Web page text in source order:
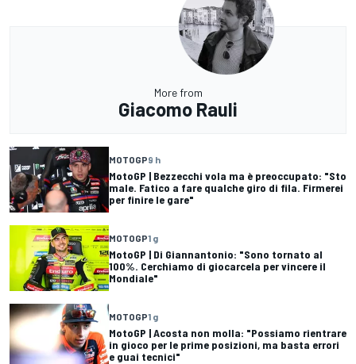
More from
Giacomo Rauli
MOTOGP9 h
MotoGP | Bezzecchi vola ma è preoccupato: "Sto
male. Fatico a fare qualche giro di fila. Firmerei
per finire le gare"
MOTOGP1 g
MotoGP | Di Giannantonio: "Sono tornato al
100%. Cerchiamo di giocarcela per vincere il
Mondiale"
MOTOGP1 g
MotoGP | Acosta non molla: "Possiamo rientrare
in gioco per le prime posizioni, ma basta errori
e guai tecnici"